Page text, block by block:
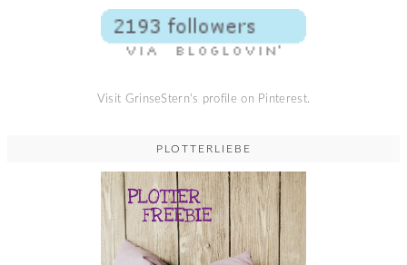
Visit GrinseStern's profile on Pinterest.
PLOTTERLIEBE